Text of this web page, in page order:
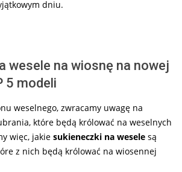
dniu.
wesele na wiosnę na nowej
5 modeli
weselnego, zwracamy uwagę na
które będą królować na weselnych
więc, jakie sukieneczki na wesele są
z nich będą królować na wiosennej